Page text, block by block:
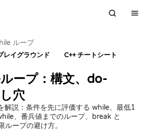
ループ
レイグラウンド C++ チートシート
ープ：構文、do-
穴
解説：条件を先に評価する while、最低1
、番兵値までのループ、break と
ープの避け方。